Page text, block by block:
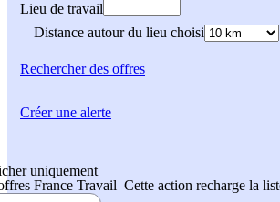
Lieu de travail
Distance autour du lieu choisi
Rechercherdes offres
uniquement
France Travail Cette action recharge la
Créer une alerte